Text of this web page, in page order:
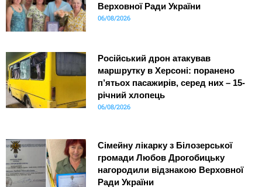
Верховної Ради України
06/08/2026
Російський дрон атакував
маршрутку в Херсоні: поранено
п’ятьох пасажирів, серед них – 15-
річний хлопець
06/08/2026
Сімейну лікарку з Білозерської
громади Любов Дрогобицьку
нагородили відзнакою Верховної
Ради України